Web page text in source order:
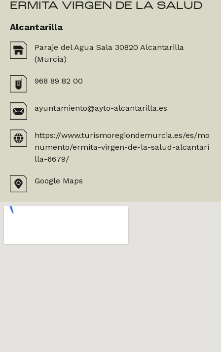
ERMITA VIRGEN DE LA SALUD
Alcantarilla
Paraje del Agua Sala 30820 Alcantarilla
(Murcia)
968 89 82 00
ayuntamiento@ayto-alcantarilla.es
https://www.turismoregiondemurcia.es/es/mo
numento/ermita-virgen-de-la-salud-alcantari
lla-6679/
Google Maps